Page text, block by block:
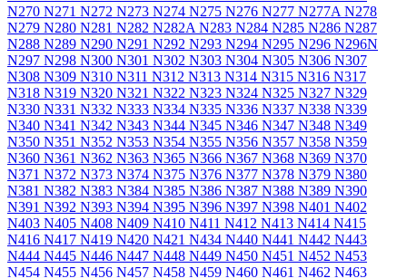
N270 N271 N272 N273 N274 N275 N276 N277 N277A N278
N279 N280 N281 N282 N282A N283 N284 N285 N286 N287
N288 N289 N290 N291 N292 N293 N294 N295 N296 N296N
N297 N298 N300 N301 N302 N303 N304 N305 N306 N307
N308 N309 N310 N311 N312 N313 N314 N315 N316 N317
N318 N319 N320 N321 N322 N323 N324 N325 N327 N329
N330 N331 N332 N333 N334 N335 N336 N337 N338 N339
N340 N341 N342 N343 N344 N345 N346 N347 N348 N349
N350 N351 N352 N353 N354 N355 N356 N357 N358 N359
N360 N361 N362 N363 N365 N366 N367 N368 N369 N370
N371 N372 N373 N374 N375 N376 N377 N378 N379 N380
N381 N382 N383 N384 N385 N386 N387 N388 N389 N390
N391 N392 N393 N394 N395 N396 N397 N398 N401 N402
N403 N405 N408 N409 N410 N411 N412 N413 N414 N415
N416 N417 N419 N420 N421 N434 N440 N441 N442 N443
N444 N445 N446 N447 N448 N449 N450 N451 N452 N453
N454 N455 N456 N457 N458 N459 N460 N461 N462 N463